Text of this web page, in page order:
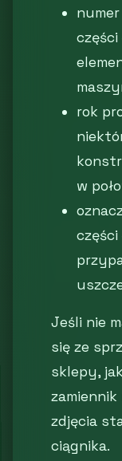
rok
w
części
Jeśli nie
się ze
sklepy,
zdjęcia
ciągnika.